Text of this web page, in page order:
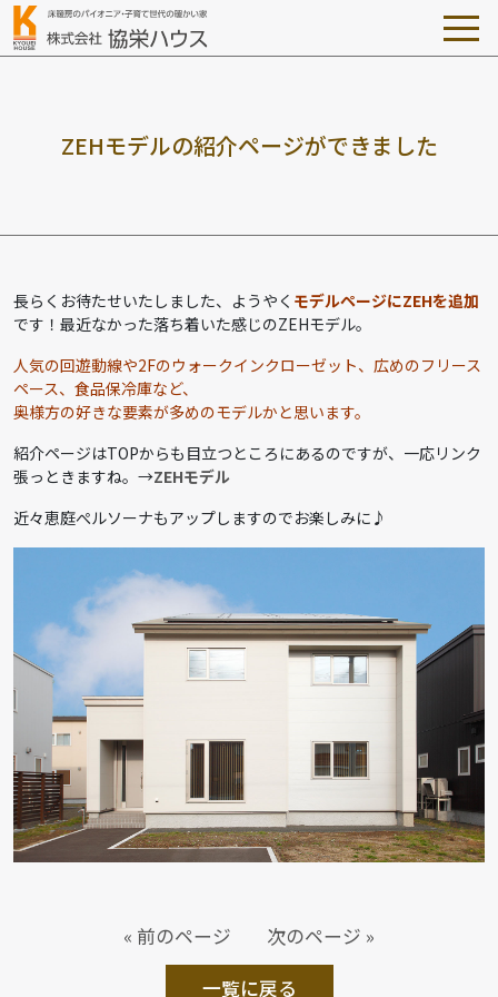
ZEHモデルの紹介ページができま した
長らくお待たせいたしました、ようやく モデルページにZEHを追加
です！最近なかった落ち着いた感じのZEHモデル。
人気の回遊動線や2Fのウォークインクローゼット、広めのフリース
ペース、食品保冷庫など、
奥様方の好きな要素が多めのモデルかと思います。
紹介ページはTOPからも目立つところにあるのですが、一応リンク
張っときますね。→ZEHモデル
近々恵庭ぺルソーナもアップしますのでお楽しみに♪
« 前のページ
一覧に戻る
次のページ »